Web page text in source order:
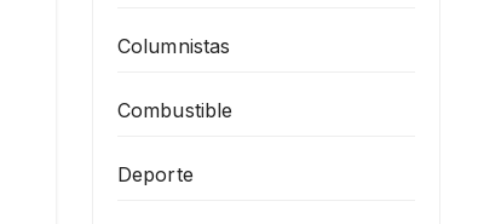
Columnistas
Combustible
Deporte